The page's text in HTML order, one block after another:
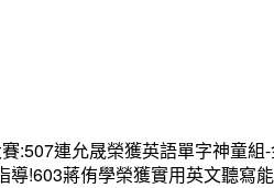
:507連允晟榮獲英語單字神童
!603蔣侑學榮獲實用英文聽寫